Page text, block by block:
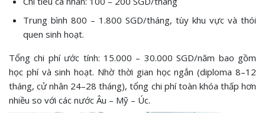
Trung bình 800 – 1.800 SGD/tháng, tùy khu vực và thói
quen sinh hoạt.
Tổng chi phí ước tính: 15.000 – 30.000 SGD/năm bao gồm
học phí và sinh hoạt. Nhờ thời gian học ngắn (diploma 8–12
tháng, cử nhân 24–28 tháng), tổng chi phí toàn khóa thấp hơn
nhiều so với các nước Âu – Mỹ – Úc.